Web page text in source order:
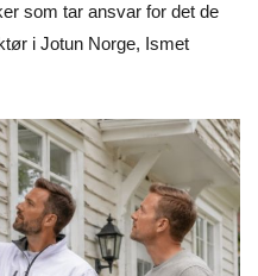
som tar ansvar for det de
i Jotun Norge, Ismet